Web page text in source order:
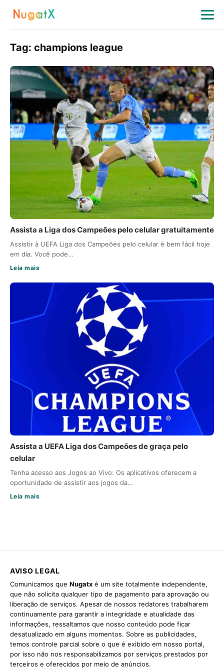
Tag: champions league
Assista a Liga dos Campeões pelo celular gratuitamente
Assistir à UEFA Liga dos Campeões pelo celular é bem fácil hoje
em dia. Você pode…
Leia mais
Assista a UEFA Liga dos Campeões de graça pelo
celular
Tenha acesso aos Jogos ao Vivo: Os aplicativos oferecem a
oportunidade de assistir aos jogos da…
Leia mais
AVISO LEGAL
Comunicamos que Nugatx é um site totalmente independente,
que não solicita qualquer tipo de pagamento para aprovação ou
liberação de serviços. Apesar de nossos redatores trabalharem
continuamente para garantir a integridade e atualidade das
informações, ressaltamos que nosso conteúdo pode ficar
desatualizado em alguns momentos. Sobre as publicidades,
temos controle parcial sobre o que é exibido em nosso portal,
por isso não nos responsabilizamos por serviços prestados por
terceiros e oferecidos por meio de anúncios.